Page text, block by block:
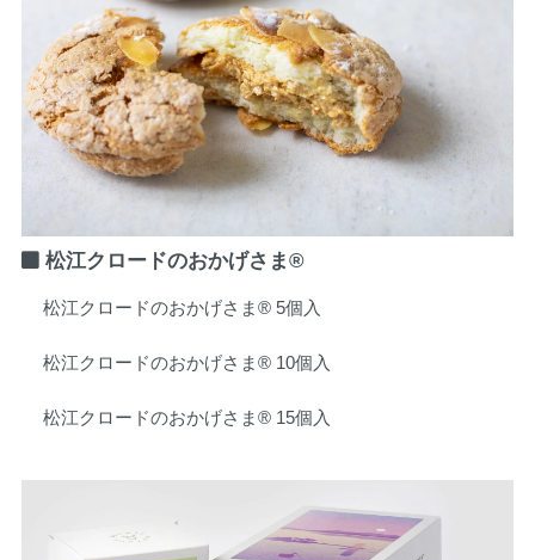
松江クロードのおかげさま®
松江クロードのおかげさま® 5個入
松江クロードのおかげさま® 10個入
松江クロードのおかげさま® 15個入